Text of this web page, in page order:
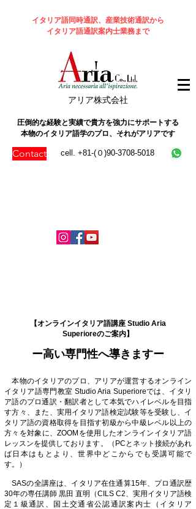
イタリア語同時通訳、産業技術通訳から
イタリア語通訳案内士業務まで
​アリア株式会社
圧倒的な経験と実績で貴方を強力にサポートする
本物のイタリア語学のプロ、それがアリアです
Contact cell. +81-(０)90-3708-5018
【オンラインイタリア語講座 Studio Aria
Superioreのご案内】
​ー高い専門性へ導きますー
本物のイタリアのプロ、アリアが運営するオンライン
イタリア語専門教室 Studio Aria Superioreでは、イタリ
ア語のプロ通訳・翻訳者として本気でハイレベルを目指
す方々、また、実用イタリア語検定試験等を受験し、イ
タリア語の資格取得を目指す初級から中級レベル以上の
方々を対象に、ZOOMを使用したオンラインイタリア語
レッスンを提供しております。​（PCとネット接続があれ
ば日本はもとより、世界中どこからでも受講可能で
す。）
SASの全講座は、イタリア在住通算15年、プロ通訳歴
30年の専任講師 黒田 直明（CILS C2、実用イタリア語検
定１級通訳、国土交通省公認通訳案内士（イタリア